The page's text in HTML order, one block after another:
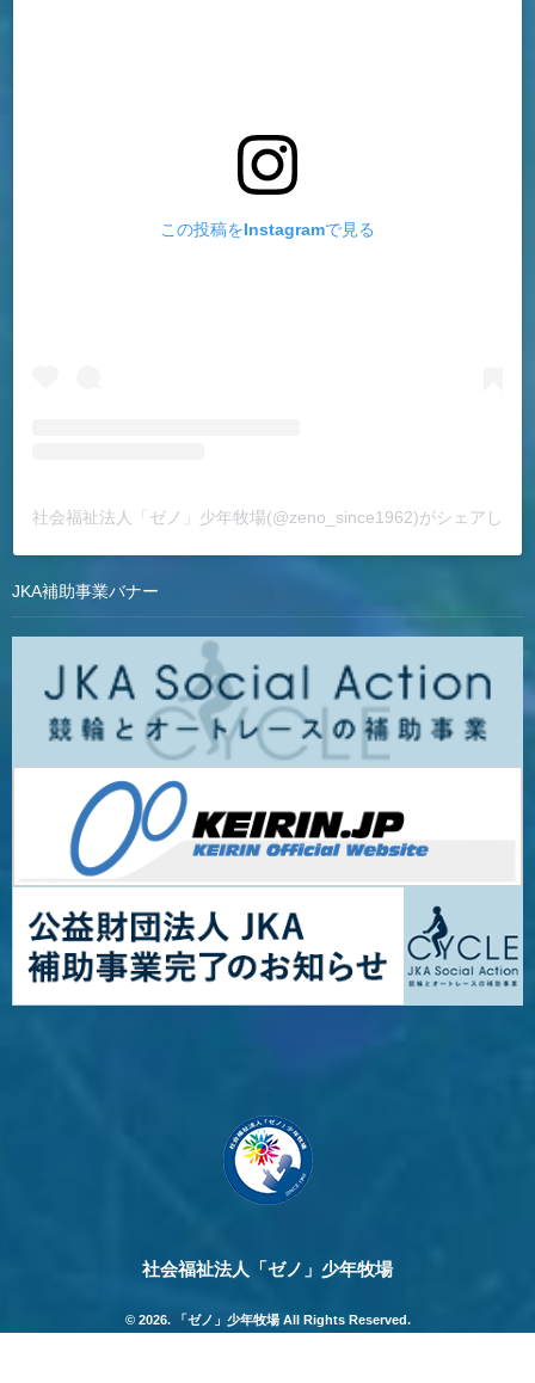
この投稿をInstagramで見る
社会福祉法人「ゼノ」少年牧場(@zeno_since1962)がシェアした
JKA補助事業バナー
社会福祉法人「ゼノ」少年牧場
© 2026. 「ゼノ」少年牧場 All Rights Reserved.